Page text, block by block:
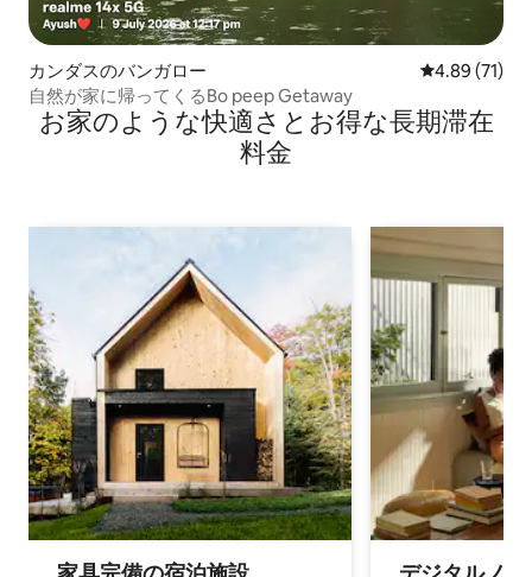
カンダスのバンガロー レビュー71
4.89 (71)
自然が家に帰ってくるBo peep Getaway
お家のような快⁠適⁠さ⁠とお⁠得⁠な長⁠期⁠滞⁠在
料⁠金